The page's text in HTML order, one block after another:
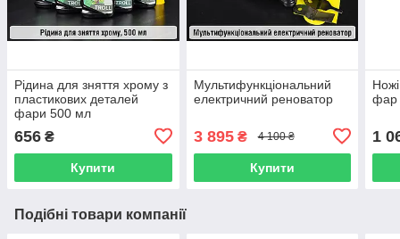
Рідина для зняття хрому з
пластикових деталей
фари 500 мл
656 ₴
Купити
Мультифункціональний
електричний реноватор
3 895₴ 4 100 ₴
Купити
фар
1
Подібні товари компанії